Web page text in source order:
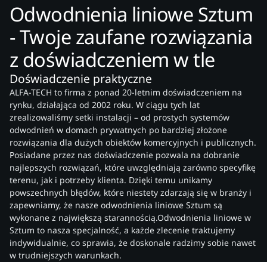
Odwodnienia liniowe Sztum
- Twoje zaufane rozwiązania
z doświadczeniem w tle
Doświadczenie praktyczne
ALFA-TECH to firma z ponad 20-letnim doświadczeniem na
rynku, działająca od 2002 roku. W ciągu tych lat
zrealizowaliśmy setki instalacji – od prostych systemów
odwodnień w domach prywatnych po bardziej złożone
rozwiązania dla dużych obiektów komercyjnych i publicznych.
Posiadane przez nas doświadczenie pozwala na dobranie
najlepszych rozwiązań, które uwzględniają zarówno specyfikę
terenu, jak i potrzeby klienta. Dzięki temu unikamy
powszechnych błędów, które niestety zdarzają się w branży i
zapewniamy, że nasze odwodnienia liniowe Sztum są
wykonane z największą starannością.Odwodnienia liniowe w
Sztum to nasza specjalność, a każde zlecenie traktujemy
indywidualnie, co sprawia, że doskonale radzimy sobie nawet
w trudniejszych warunkach.